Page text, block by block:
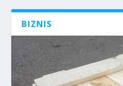
BIZNIS